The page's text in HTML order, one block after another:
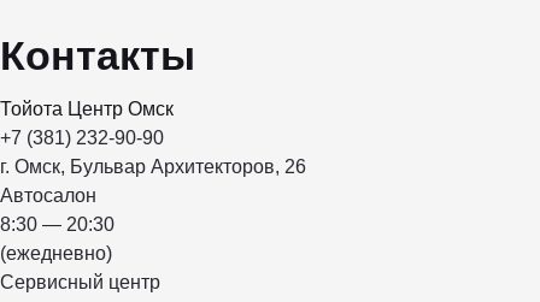
Контакты
Тойота Центр Омск
+7 (381) 232-90-90
г. Омск, Бульвар Архитекторов, 26
Автосалон
8:30 — 20:30
(ежедневно)
Сервисный центр